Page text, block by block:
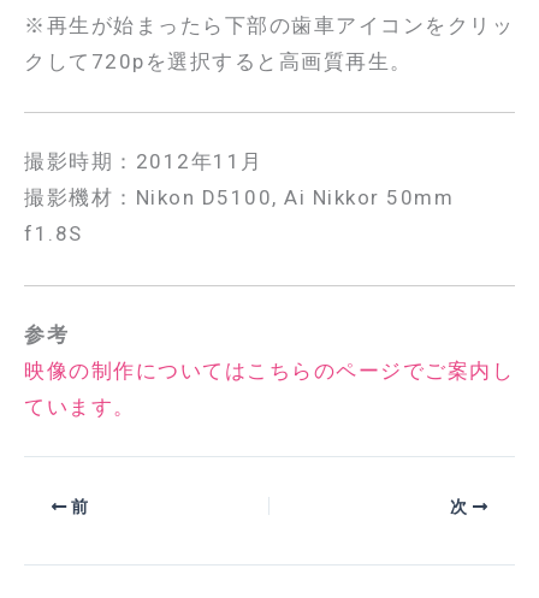
※再生が始まったら下部の歯車アイコンをクリッ
クして720pを選択すると高画質再生。
撮影時期：2012年11月
撮影機材：Nikon D5100, Ai Nikkor 50mm
f1.8S
参考
映像の制作についてはこちらのページでご案内し
ています。
前 次